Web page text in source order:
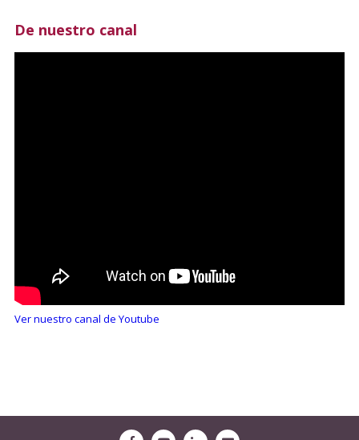
De nuestro canal
Ver nuestro canal de Youtube